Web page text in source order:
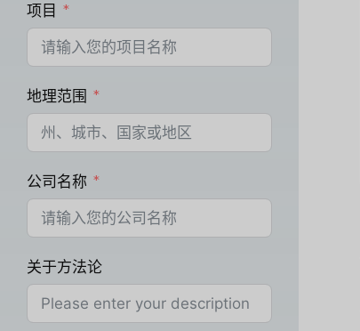
项目
地理范围
公司名称
关于方法论